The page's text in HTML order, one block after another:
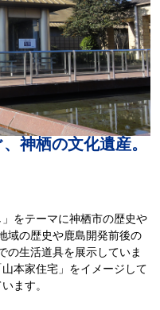
神栖の文化遺産。
をテーマに神栖市の歴史や
域の歴史や鹿島開発前後の
の生活道具を展示していま
本家住宅」をイメージして
ます。